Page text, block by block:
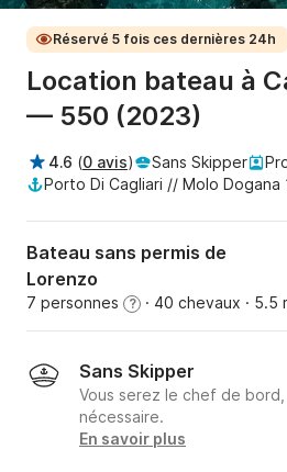
Réservé 5 fois ces dernières 24h
Location bateau à
— 550 (2023)
4.6 (0 avis) Sans Skipper
Porto Di Cagliari // Molo Dogana
Bateau sans permis de
Lorenzo
7 personnes ? · 40 chevaux · 5.5
Sans Skipper
Vous serez le chef de
nécessaire.
En savoir plus